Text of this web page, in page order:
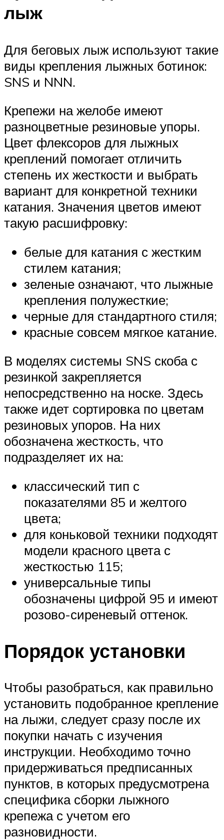
лыж
Для беговых лыж используют такие
виды крепления лыжных ботинок:
SNS и NNN.
Крепежи на желобе имеют
разноцветные резиновые упоры.
Цвет флексоров для лыжных
креплений помогает отличить
степень их жесткости и выбрать
вариант для конкретной техники
катания. Значения цветов имеют
такую расшифровку:
белые для катания с жестким
стилем катания;
зеленые означают, что лыжные
крепления полужесткие;
черные для стандартного стиля;
красные совсем мягкое катание.
В моделях системы SNS скоба с
резинкой закрепляется
непосредственно на носке. Здесь
также идет сортировка по цветам
резиновых упоров. На них
обозначена жесткость, что
подразделяет их на:
классический тип с
показателями 85 и желтого
цвета;
для коньковой техники подходят
модели красного цвета с
жесткостью 115;
универсальные типы
обозначены цифрой 95 и имеют
розово-сиреневый оттенок.
Порядок установки
Чтобы разобраться, как правильно
установить подобранное крепление
на лыжи, следует сразу после их
покупки начать с изучения
инструкции. Необходимо точно
придерживаться предписанных
пунктов, в которых предусмотрена
специфика сборки лыжного
крепежа с учетом его
разновидности.